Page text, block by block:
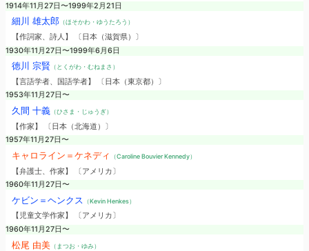
1914年11月27日〜1999年2月21日
細川 雄太郎（ほそかわ・ゆうたろう）
【作詞家、詩人】 〔日本（滋賀県）〕
1930年11月27日〜1999年6月6日
徳川 宗賢（とくがわ・むねまさ）
【言語学者、国語学者】 〔日本（東京都）〕
1953年11月27日〜
久間 十義（ひさま・じゅうぎ）
【作家】 〔日本（北海道）〕
1957年11月27日〜
キャロライン＝ケネディ （Caroline Bouvier Kennedy）
【弁護士、作家】 〔アメリカ〕
1960年11月27日〜
ケビン＝ヘンクス （Kevin Henkes）
【児童文学作家】 〔アメリカ〕
1960年11月27日〜
松尾 由美（まつお・ゆみ）